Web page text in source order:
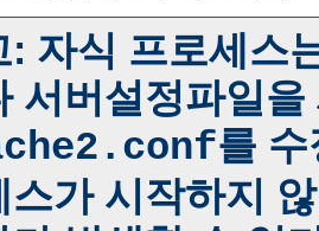
: 자식 프로세스
서버설정파일
를
스가 시작하지